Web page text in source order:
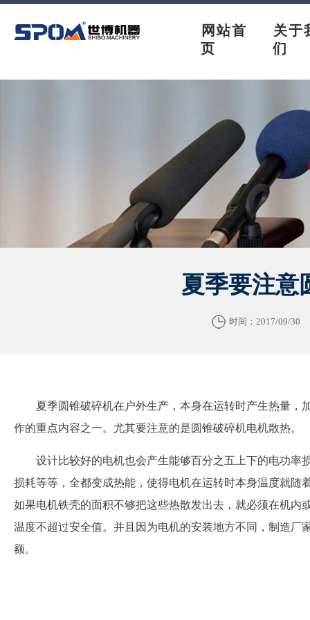
网站首
页
关于
们
夏季要注意
时间：2017/09/30
夏季圆锥破碎机在户外生产，本身在运转时产生热量，
作的重点内容之一。尤其要注意的是圆锥破碎机电机散热。
设计比较好的电机也会产生能够百分之五上下的电功率
损耗等等，全都变成热能，使得电机在运转时本身温度就随
如果电机铁壳的面积不够把这些热散发出去，就必须在机内
温度不超过安全值。并且因为电机的安装地方不同，制造厂
额。